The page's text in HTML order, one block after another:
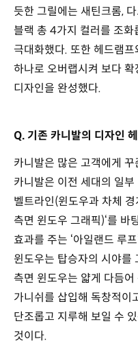
듯한 그릴에는 새틴크롬,
블랙 총 4가지 컬러를 조화
극대화했다. 또한 헤드램
하나로 오버랩시켜 보다
디자인을 완성했다.
Q. 기존 카니발의 디자인
카니발은 많은 고객에게
카니발은 이전 세대의 일
벨트라인(윈도우과 차체
측면 윈도우 그래픽)‘를 바
효과를 주는 ‘아일랜드 루
윈도우는 탑승자의 시야를
측면 윈도우는 얇게 다듬어
가니쉬를 삽입해 독창적이
단조롭고 지루해 보일 수
것이다.